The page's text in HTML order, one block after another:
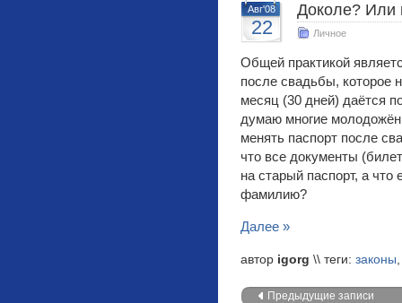
Авг'08
22
Доколе? Или
Личное
Общей практикой
после свадьбы, которое
месяц (30 дней) даётся
думаю многие
менять паспорт после
что все документы
на старый паспорт, а
фамилию?
Далее »
автор igorg \\ теги: законы
Предыдущие записи